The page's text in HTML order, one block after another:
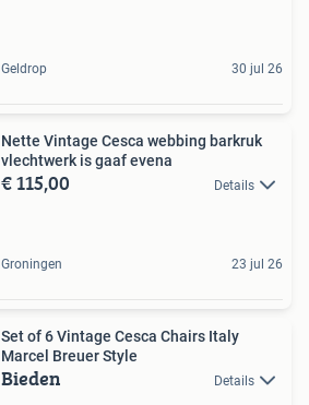
Geldrop 30 jul 26
Nette Vintage Cesca webbing barkruk
vlechtwerk is gaaf evena
€ 115,00 Details
Groningen 23 jul 26
Set of 6 Vintage Cesca Chairs Italy
Marcel Breuer Style
Bieden Details